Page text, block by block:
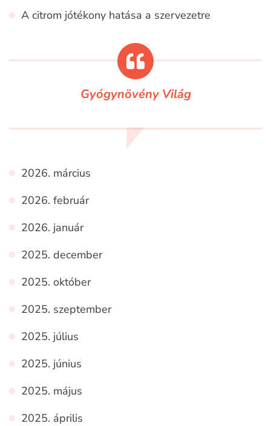
A citrom jótékony hatása a szervezetre
Gyógynövény Világ
2026. március
2026. február
2026. január
2025. december
2025. október
2025. szeptember
2025. július
2025. június
2025. május
2025. április